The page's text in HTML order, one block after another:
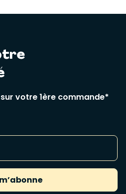
votre 1ère commande*